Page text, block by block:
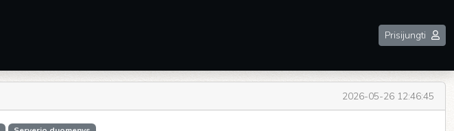
Prisijungti
2026-05-26 12:46:45